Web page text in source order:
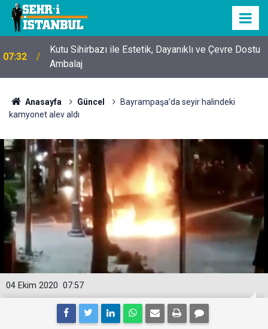
07:32
Kutu Sihirbazı ile Estetik, Dayanıklı ve Çevre Dostu
Ambalaj
Anasayfa Güncel
Bayrampaşa’da seyir halindeki
kamyonet alev aldı
07:57
04 Ekim 2020